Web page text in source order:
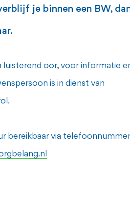
je binnen een BW,
oor, voor informatie
is in dienst van
bereikbaar via telefoonnummer